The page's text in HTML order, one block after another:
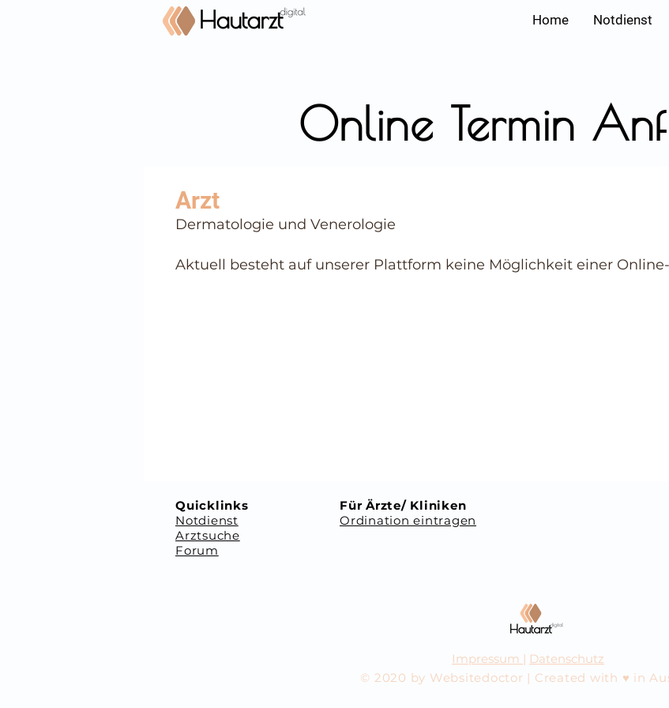
Home Notdienst
Dermatologie und Venerologie
⠀
Online Termin
Aktuell besteht auf unserer Plattform keine Möglichkeit einer
Quicklinks
Notdienst
Arztsuche
Forum
Für Ärzte/ Kliniken
Ordination eintragen
Impressum | Datenschutz
© 2020 by Websitedoctor | Created with ♥ in